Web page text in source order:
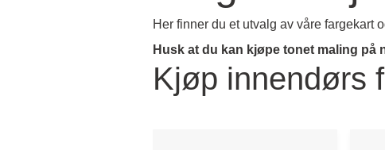
Her finner du et utvalg av våre fargekart
Husk at du kan kjøpe tonet maling på
Kjøp innendørs